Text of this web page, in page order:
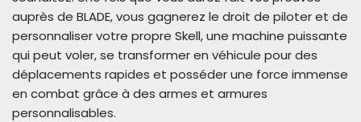
auprès de BLADE, vous gagnerez le droit de piloter et de
personnaliser votre propre Skell, une machine puissante
qui peut voler, se transformer en véhicule pour des
déplacements rapides et posséder une force immense
en combat grâce à des armes et armures
personnalisables.